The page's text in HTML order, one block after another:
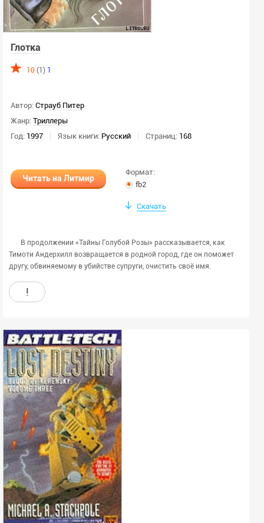
Глотка
10 (1) 1
Автор: Страуб Питер
Жанр: Триллеры
Год: 1997 Язык книги: Русский Страниц: 168
Читать на Литмир
Формат:
fb2
Скачать
В продолжении «Тайны Голубой Розы» рассказывается, как
Тимоти Андерхилл возвращается в родной город, где он поможет
другу, обвиняемому в убийстве супруги, очистить своё имя.
!